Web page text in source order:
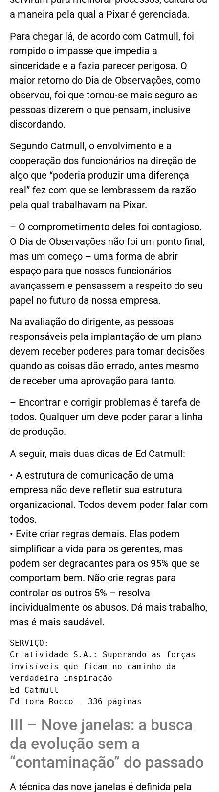
a maneira pela qual a Pixar é gerenciada.
Para chegar lá, de acordo com Catmull, foi
rompido o impasse que impedia a
sinceridade e a fazia parecer perigosa. O
maior retorno do Dia de Observações, como
observou, foi que tornou-se mais seguro as
pessoas dizerem o que pensam, inclusive
discordando.
Segundo Catmull, o envolvimento e a
cooperação dos funcionários na direção de
algo que “poderia produzir uma diferença
real” fez com que se lembrassem da razão
pela qual trabalhavam na Pixar.
– O comprometimento deles foi contagioso.
O Dia de Observações não foi um ponto final,
mas um começo – uma forma de abrir
espaço para que nossos funcionários
avançassem e pensassem a respeito do seu
papel no futuro da nossa empresa.
Na avaliação do dirigente, as pessoas
responsáveis pela implantação de um plano
devem receber poderes para tomar decisões
quando as coisas dão errado, antes mesmo
de receber uma aprovação para tanto.
– Encontrar e corrigir problemas é tarefa de
todos. Qualquer um deve poder parar a linha
de produção.
A seguir, mais duas dicas de Ed Catmull:
• A estrutura de comunicação de uma
empresa não deve refletir sua estrutura
organizacional. Todos devem poder falar com
todos.
• Evite criar regras demais. Elas podem
simplificar a vida para os gerentes, mas
podem ser degradantes para os 95% que se
comportam bem. Não crie regras para
controlar os outros 5% – resolva
individualmente os abusos. Dá mais trabalho,
mas é mais saudável.
SERVIÇO:
Criatividade S.A.: Superando as forças
invisíveis que ficam no caminho da
verdadeira inspiração
Ed Catmull
Editora Rocco - 336 páginas
III – Nove janelas: a busca
da evolução sem a
“contaminação” do passado
A técnica das nove janelas é definida pela